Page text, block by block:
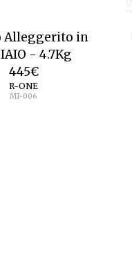
Alleggerito in
- 4.7Kg
445€
R-ONE
MI-006